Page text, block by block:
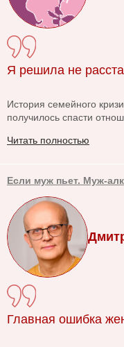
Я решила не
История семейного
получилось спасти
Читать полностью
Если муж пьет. Муж-
Главная ошибка